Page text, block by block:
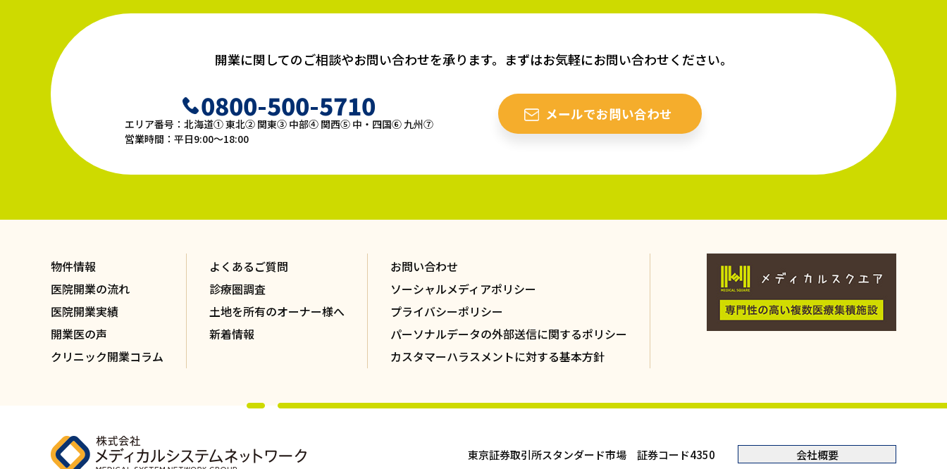
開業に関してのご相談やお問い合わせを承ります。まずはお気軽にお問い合わせください。
0800-500-5710
エリア番号：北海道① 東北② 関東③ 中部④ 関西⑤ 中・四国⑥ 九州⑦
営業時間：平日9:00〜18:00
メールでお問い合わせ
物件情報
医院開業の流れ
医院開業実績
開業医の声
クリニック開業コラム
よくあるご質問
診療圏調査
土地を所有のオーナー様へ
新着情報
お問い合わせ
ソーシャルメディアポリシー
プライバシーポリシー
パーソナルデータの外部送信に関するポリシー
カスタマーハラスメントに対する基本方針
東京証券取引所スタンダード市場 証券コード4350 会社概要